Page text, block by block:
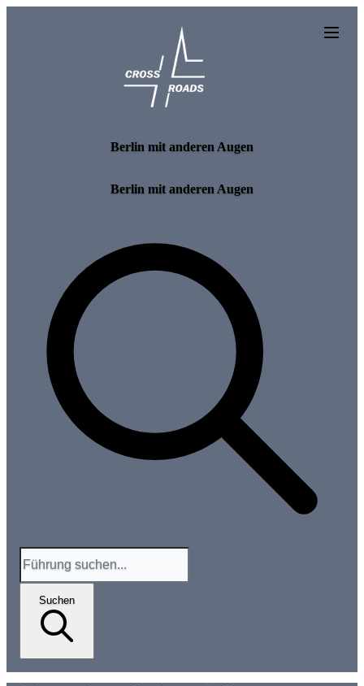
Berlin mit anderen Augen
Berlin mit anderen Augen
Suchen